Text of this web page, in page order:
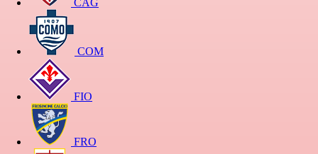
CAG
COM
FIO
FRO